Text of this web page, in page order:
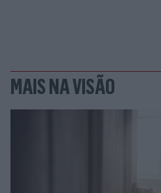
MAIS NA VISÃO